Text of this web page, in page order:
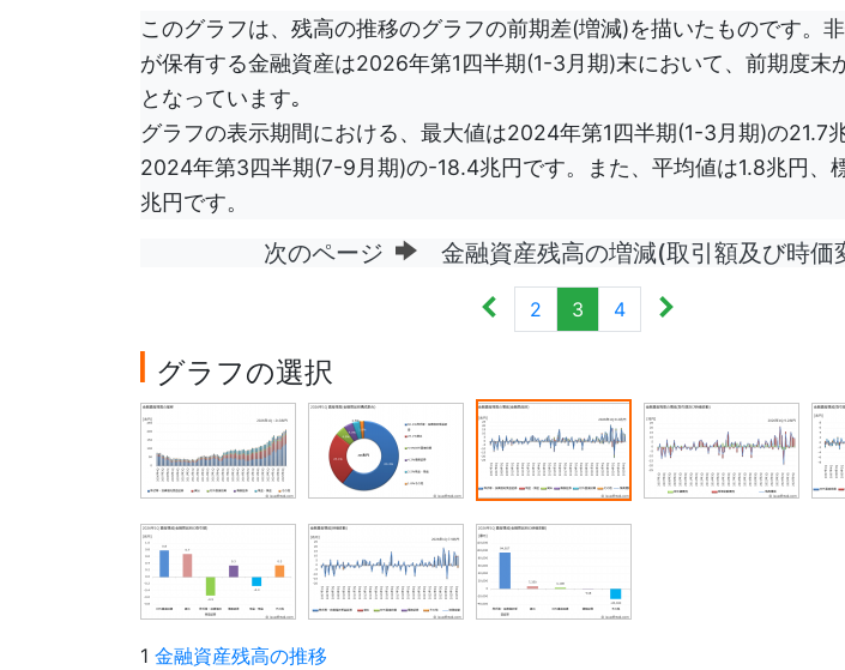
このグラフは、残高の推移のグラフの前期差(増減)を描いたものです。
が保有する金融資産は2026年第1四半期(1-3月期)末において、前期度末
となっています｡
グラフの表示期間における、最大値は2024年第1四半期(1-3月期)の21.7
2024年第3四半期(7-9月期)の-18.4兆円です。また、平均値は1.8兆円、
兆円です。
次のページ 金融資産残高の増減(取引額及び時価
2 3 4
グラフの選択
1 金融資産残高の推移